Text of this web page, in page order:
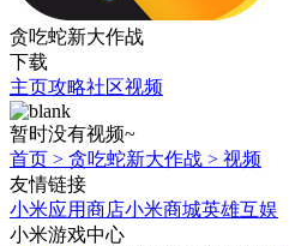
贪吃蛇新大作战
下载
主页攻略社区视频
暂时没有视频~
首页 > 贪吃蛇新大作战 > 视频
友情链接
小米应用商店小米商城英雄互娱
小米游戏中心